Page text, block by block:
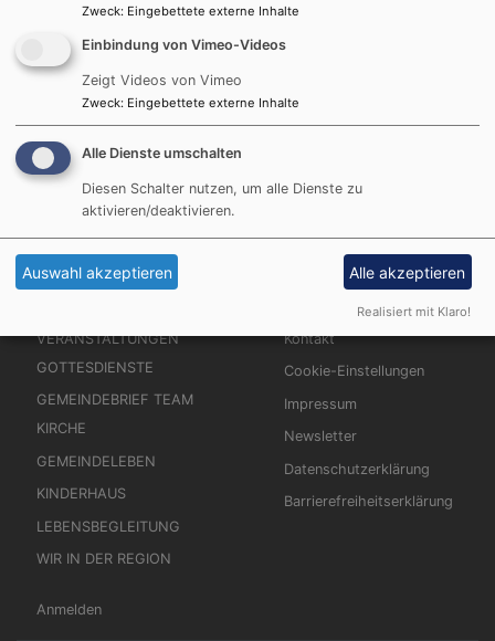
Ihre E-Mail* :
Hauptnavigation
VERANSTALTUNGEN
GOTTESDIENSTE
GEMEINDEBRIEF TEAM
KIRCHE
GEMEINDELEBEN
KINDERHAUS
LEBENSBEGLEITUNG
WIR IN DER REGION
Fußbereichsmenü
Kontakt
Cookie-Einstellungen
Impressum
Newsletter
Datenschutzerklärung
Barrierefreiheitserklärung
Benutzermenü
Anmelden
Zweck: Eingebettete externe Inhalte
Einbindung von Vimeo-Videos
Zeigt Videos von Vimeo
Zweck: Eingebettete externe Inhalte
Alle Dienste umschalten
Diesen Schalter nutzen, um alle Dienste zu
aktivieren/deaktivieren.
Auswahl akzeptieren Alle akzeptieren
Realisiert mit Klaro!